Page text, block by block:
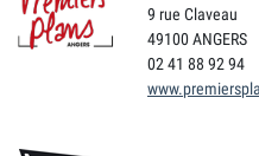
9 rue Claveau
49100 ANGERS
02 41 88 92 94